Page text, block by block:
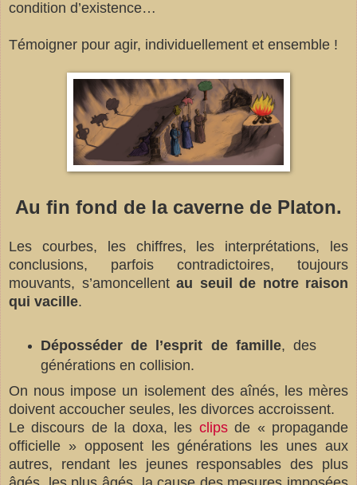
condition d’existence…
Témoigner pour agir, individuellement et ensemble !
Au fin fond de la caverne de Platon.
Les courbes, les chiffres, les interprétations, les
conclusions, parfois contradictoires, toujours
mouvants, s’amoncellent au seuil de notre raison
qui vacille.
Déposséder de l’esprit de famille, des
générations en collision.
On nous impose un isolement des aînés, les mères
doivent accoucher seules, les divorces accroissent.
Le discours de la doxa, les clipsde « propagande
officielle » opposent les générations les unes aux
autres, rendant les jeunes responsables des plus